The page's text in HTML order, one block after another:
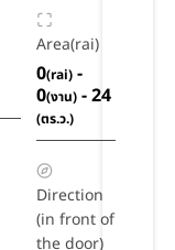
Area(rai)
0(rai)-
0(งาน)- 24
(ตร.ว.)
Direction
(in front of
the door)